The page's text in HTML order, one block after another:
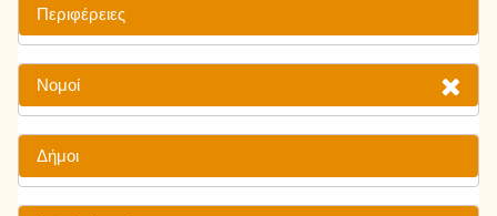
Περιφέρειες
Νομοί
Δήμοι